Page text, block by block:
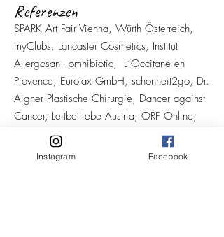
Referenzen
SPARK Art Fair Vienna, Würth Österreich,
myClubs, Lancaster Cosmetics, Institut
Allergosan - omnibiotic, L´Occitane en
Provence, Eurotax GmbH, schönheit2go, Dr.
Aigner Plastische Chirurgie, Dancer against
Cancer, Leitbetriebe Austria, ORF Online,
Bayern alpha, Badener Zeitung, Shopping
Guide Austria, u.v.m.
Instagram Facebook